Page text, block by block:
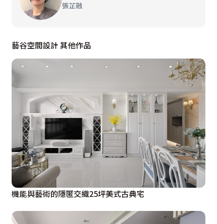
客廳電視牆之選材貼合屋主的喜好，悉心援引灰色系大理
鋪陳深邃幽遠的層次，也讓展品掛於牆面時更有氣氛，宛
若撲朔迷離的光影遊戲。一旁櫃體搭配半圓造型門片，既
顯古典又隱逸活潑趣味，彼此相輔相成。沙發背牆處別出
心裁地擘造雙面展示櫃，其開口巧妙置於書房一側，方便
清潔及調整展品位置；另顧及載重，特採一般作法的雙倍
支撐力，精密計算間距、板厚等先天規格條件，賦予結構
安全性。主臥房的奶茶色基調則猶如點睛之筆，舒心脫俗
的淡彩，彷彿正為未來精彩殷實的樂齡人生揭示完美序
章。
張芷融
藝谷空間設計 其他作品
機能與藝術的隱匿交織25坪美式古典宅